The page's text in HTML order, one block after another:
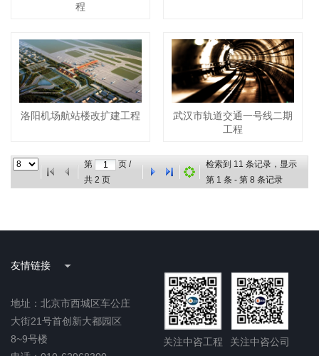
程
洛阳机场航站楼改扩建工程
武汉市轨道交通一号线二期
工程
第
页 /
共 2 页
检索到 11 条记录，显示
第 1 条 - 第 8 条记录
友情链接
地址：北京市西城区车公庄
大街21号首创新大都园区
8~9号楼
关注中咨工程 关注中咨公司